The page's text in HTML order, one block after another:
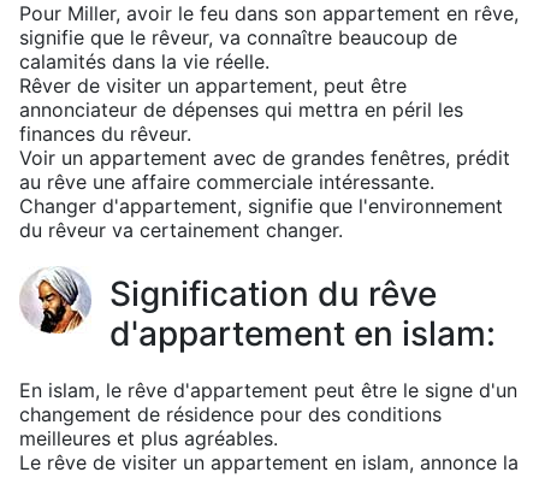
Pour Miller, avoir le feu dans son appartement en rêve,
signifie que le rêveur, va connaître beaucoup de
calamités dans la vie réelle.
Rêver de visiter un appartement, peut être
annonciateur de dépenses qui mettra en péril les
finances du rêveur.
Voir un appartement avec de grandes fenêtres, prédit
au rêve une affaire commerciale intéressante.
Changer d'appartement, signifie que l'environnement
du rêveur va certainement changer.
Signification du rêve
d'appartement en islam:
En islam, le rêve d'appartement peut être le signe d'un
changement de résidence pour des conditions
meilleures et plus agréables.
Le rêve de visiter un appartement en islam, annonce la